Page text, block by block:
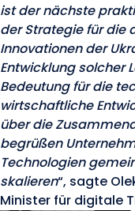
ist der nächste
der Strategie für die
Innovationen der
Entwicklung solcher
Bedeutung für die
wirtschaftliche
über die
begrüßen
Technologien
skalieren“, sagte
Minister für digitale